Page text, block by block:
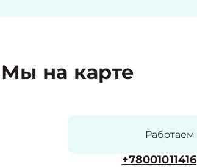
Мы на карте
Работаем
+78001011416